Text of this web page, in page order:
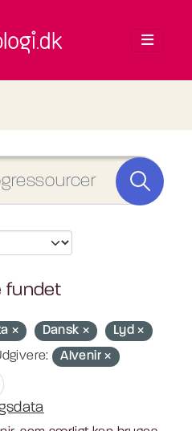
fundet
Dansk
Lyd
Alvenir